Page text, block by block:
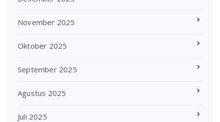
November 2025
Oktober 2025
September 2025
Agustus 2025
Juli 2025